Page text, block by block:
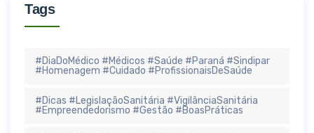
Tags
#DiaDoMédico #Médicos #Saúde #Paraná #Sindipar
#Homenagem #Cuidado #ProfissionaisDeSaúde
#Dicas #LegislaçãoSanitária #VigilânciaSanitária
#Empreendedorismo #Gestão #BoasPráticas